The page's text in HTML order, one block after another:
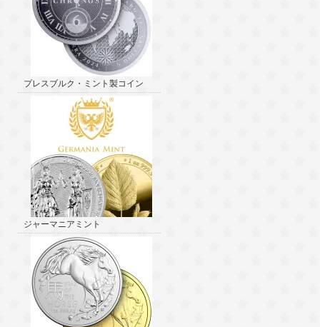
プレスブルク・ミント製コイン
ジャーマニアミント